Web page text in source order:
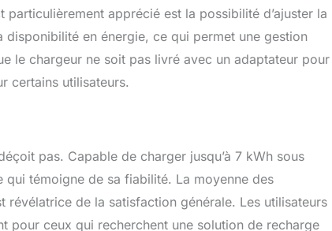
apprécié est la possibilité d’ajuster la
en énergie, ce qui permet une gestion
le chargeur ne soit pas livré avec un adaptateur pour
certains utilisateurs.
pas. Capable de charger jusqu’à 7 kWh sous
témoigne de sa fiabilité. La moyenne des
de la satisfaction générale. Les utilisateurs
pour ceux qui recherchent une solution de recharge